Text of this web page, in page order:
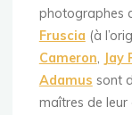
photographes
Fruscia (à
Cameron
Jay
Adamus sont
maîtres de